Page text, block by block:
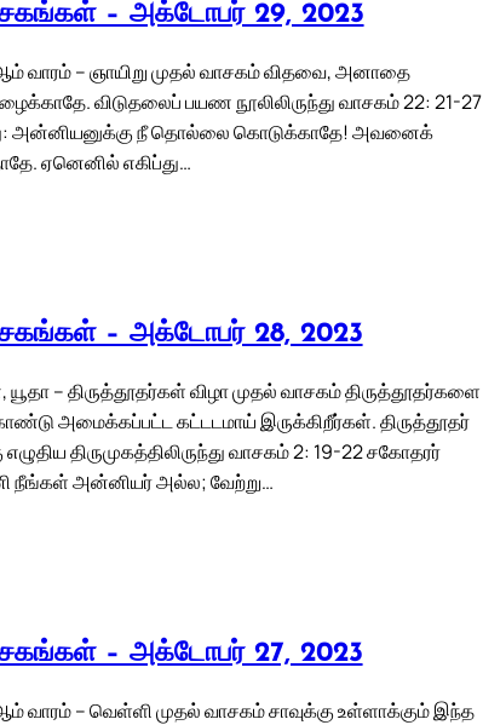
– அக்டோபர் 29, 2023
வாரம் – ஞாயிறு முதல் வாசகம் விதவை, அனாதை
விடுதலைப் பயண நூலிலிருந்து வாசகம் 22: 21-27
அன்னியனுக்கு நீ தொல்லை கொடுக்காதே! அவனைக்
ஏனெனில் எகிப்து…
– அக்டோபர் 28, 2023
– திருத்தூதர்கள் விழா முதல் வாசகம் திருத்தூதர்களை
அமைக்கப்பட்ட கட்டடமாய் இருக்கிறீர்கள். திருத்தூதர்
எழுதிய திருமுகத்திலிருந்து வாசகம் 2: 19-22 சகோதரர்
நீங்கள் அன்னியர் அல்ல; வேற்று…
– அக்டோபர் 27, 2023
வாரம் – வெள்ளி முதல் வாசகம் சாவுக்கு உள்ளாக்கும் இந்த